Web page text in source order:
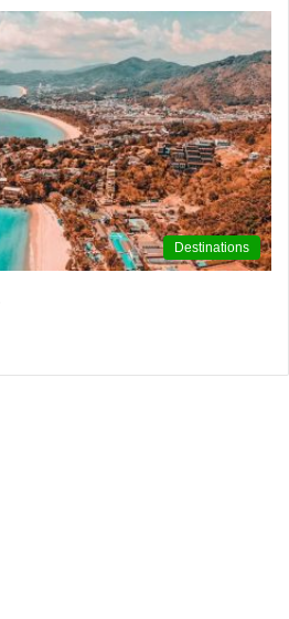
Destinations